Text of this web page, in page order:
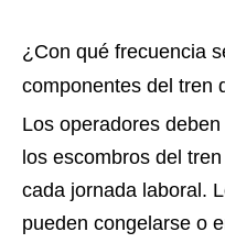
¿Con qué frecuencia
componentes del tren
Los operadores
los escombros del
cada jornada laboral.
pueden congelarse o